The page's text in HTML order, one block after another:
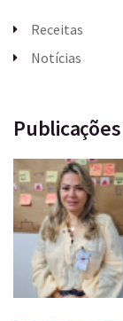
Receitas
Notícias